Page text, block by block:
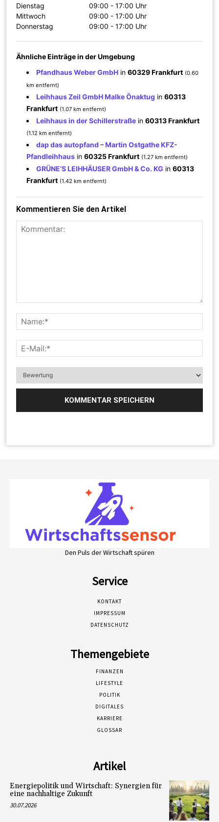
Dienstag
09:00 - 17:00 Uhr
Mittwoch
09:00 - 17:00 Uhr
Donnerstag
09:00 - 17:00 Uhr
Ähnliche Einträge in der Umgebung
Pfandhaus Weber GmbH in60329 Frankfurt (0.60
km entfernt)
Leihhaus Zeil GmbH Malke Önaktug in60313
Frankfurt (1.07 km entfernt)
Leihhaus in der Schillerstraße in60313 Frankfurt
(1.12 km entfernt)
dap das autopfand – Martin Ostgathe KFZ-
Pfandleihhaus in60325 Frankfurt (1.27 km entfernt)
GRÜNE’S LEIHHÄUSER GmbH & Co. KG in60313
Frankfurt (1.42 km entfernt)
Kommentieren Sie den Artikel
Den Puls der Wirtschaft spüren
Service
KONTAKT
IMPRESSUM
DATENSCHUTZ
Themengebiete
FINANZEN
LIFESTYLE
POLITIK
DIGITALES
KARRIERE
GLOSSAR
Artikel
Energiepolitik und Wirtschaft: Synergien für
eine nachhaltige Zukunft
30.07.2026